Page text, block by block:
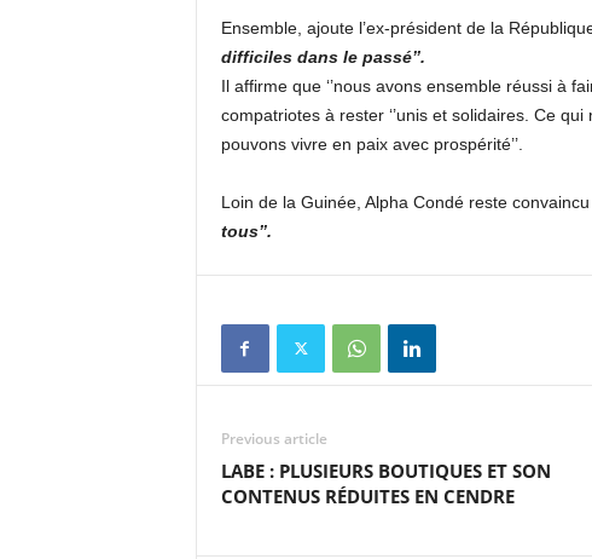
Ensemble, ajoute l’ex-président de la
difficiles dans le passé’’.
Il affirme que ‘’nous avons ensemble réussi à
compatriotes à rester ‘’unis et solidaires. Ce
pouvons vivre en paix avec prospérité’’.
Loin de la Guinée, Alpha Condé reste convaincu
tous’’.
Previous article
LABE : PLUSIEURS BOUTIQUES ET SON
CONTENUS RÉDUITES EN CENDRE